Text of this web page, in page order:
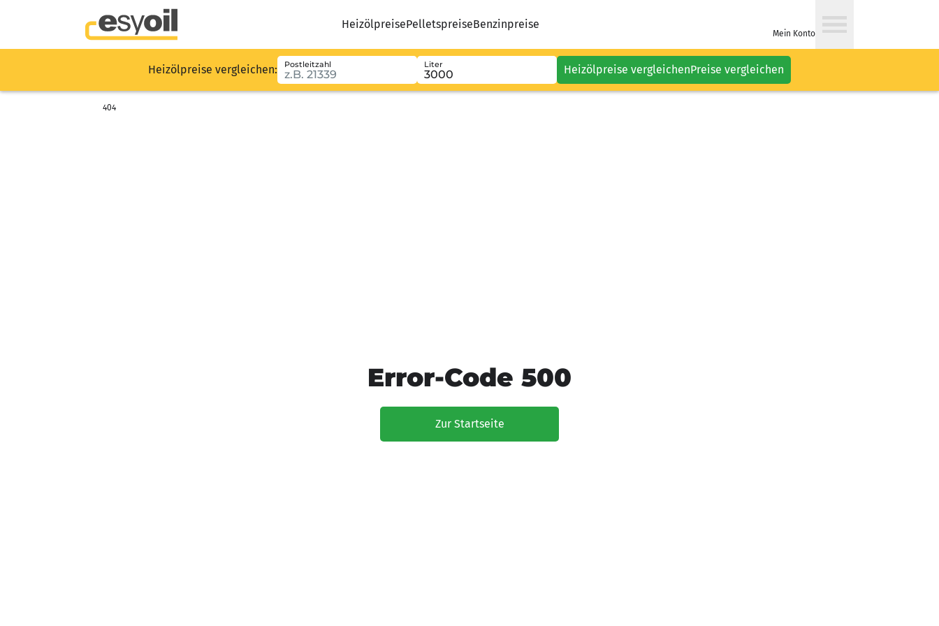
HeizölpreisePelletspreiseBenzinpreise
Mein Konto
Heizölpreise vergleichen: Postleitzahl Liter Heizölpreise vergleichenPreise vergleichen
404
Error-Code 500
Zur Startseite